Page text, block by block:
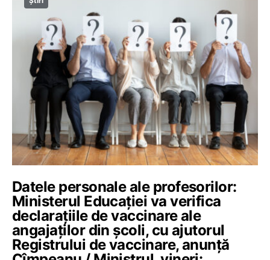
Datele personale ale profesorilor:
Ministerul Educației va verifica
declarațiile de vaccinare ale
angajaților din școli, cu ajutorul
Registrului de vaccinare, anunță